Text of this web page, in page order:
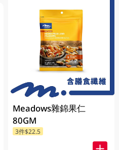
Meadows雜錦果仁
80GM
3件$22.5